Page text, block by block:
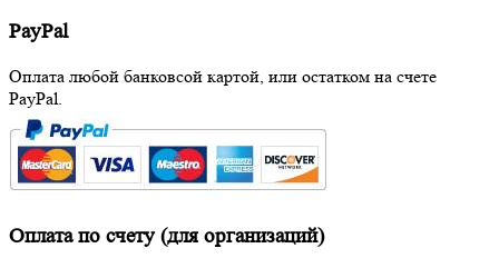
PayPal
Оплата любой банковсой картой, или остатком на счете
PayPal.
Оплата по счету (для организаций)